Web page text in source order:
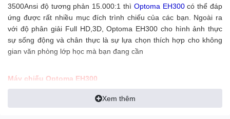
3500Ansi độ tương phản 15.000:1 thì Optoma EH300 có thể đáp
ứng được rất nhiều mục đích trình chiếu của các bạn. Ngoài ra
với độ phân giải Full HD,3D, Optoma EH300 cho hình ảnh thực
sự sống động và chân thực là sự lựa chọn thích hợp cho không
gian văn phòng lớp học mà bạn đang cần
Máy chiếu Optoma EH300
Cường độ sáng: 3500 ANSI lumens
Độ tương phản:15.000:1
Xem thêm